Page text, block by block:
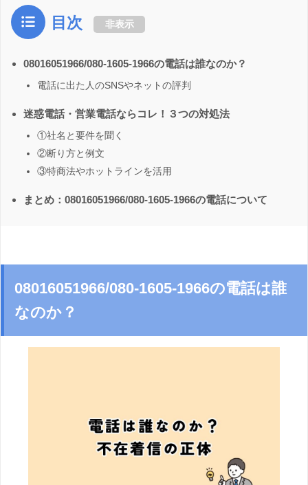
目次 非表示
08016051966/080-1605-1966の電話は誰なのか？
電話に出た人のSNSやネットの評判
迷惑電話・営業電話ならコレ！３つの対処法
①社名と要件を聞く
②断り方と例文
③特商法やホットラインを活用
まとめ：08016051966/080-1605-1966の電話について
08016051966/080-1605-1966の電話は誰
なのか？